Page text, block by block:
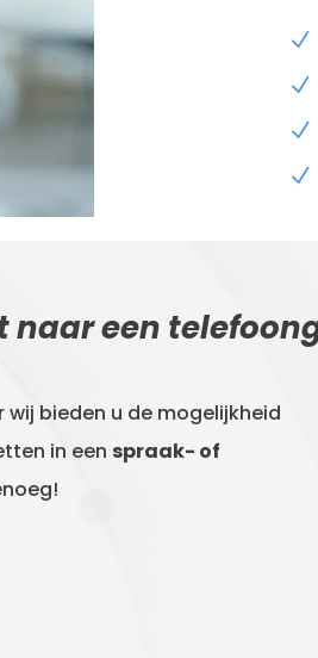
N
N
N
N
naar een
wij bieden u de mogelijkheid
in een spraak- of